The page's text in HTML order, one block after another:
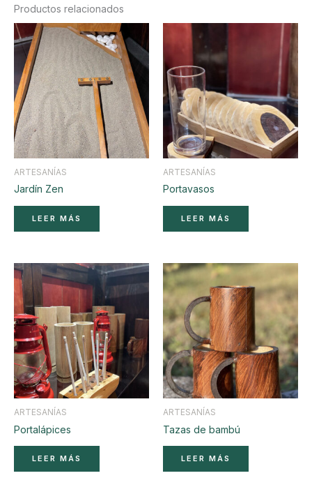
Productos relacionados
ARTESANÍAS
Jardín Zen
LEER MÁS
ARTESANÍAS
Portavasos
LEER MÁS
ARTESANÍAS
Portalápices
LEER MÁS
ARTESANÍAS
Tazas de bambú
LEER MÁS